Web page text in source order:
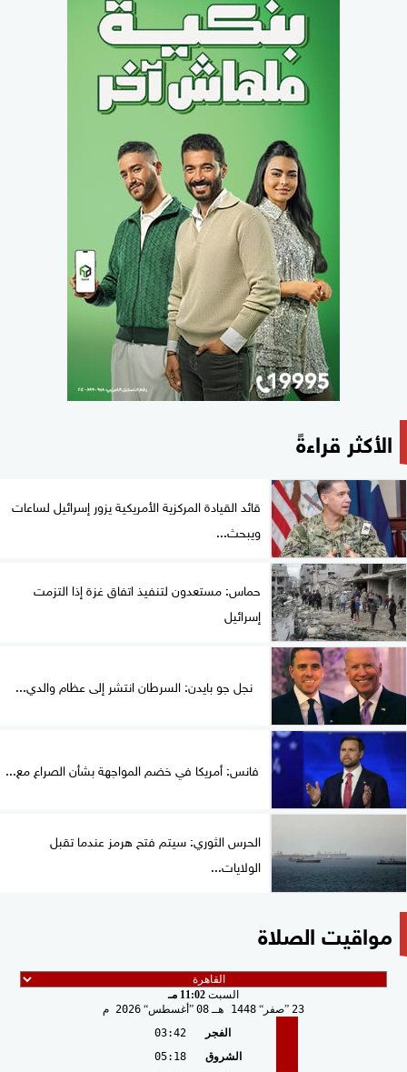
الأكثر قراءةً
قائد القيادة المركزية الأمريكية يزور إسرائيل لساعات
ويبحث...
حماس: مستعدون لتنفيذ اتفاق غزة إذا التزمت
إسرائيل
نجل جو بايدن: السرطان انتشر إلى عظام والدي...
فانس: أمريكا في خضم المواجهة بشأن الصراع مع...
الحرس الثوري: سيتم فتح هرمز عندما تقبل
الولايات...
مواقيت الصلاة
السبت 11:02 مـ
23
صفر 1448 هـ 08 أغسطس 2026 م
الفجر
03:42
الشروق
05:18